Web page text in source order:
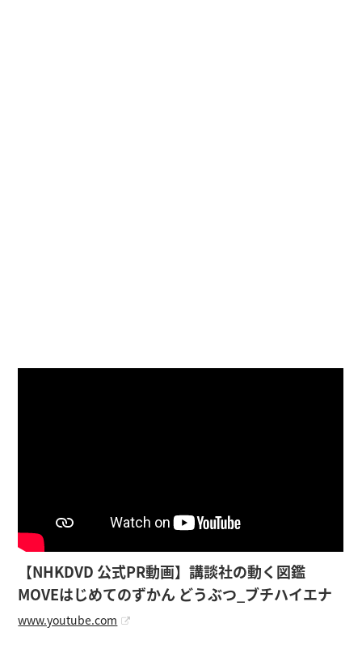
【NHKDVD 公式PR動画】講談社の動く図鑑
MOVEはじめてのずかん どうぶつ_ブチハイエナ
www.youtube.com